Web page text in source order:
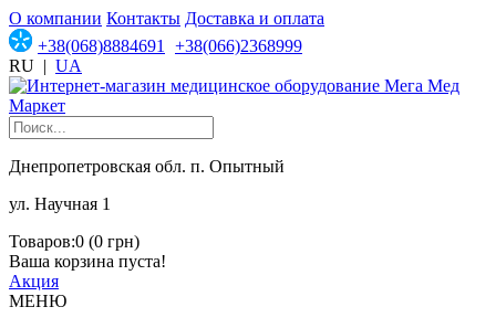
О компании Контакты Доставка и оплата
+38(068)8884691
+38(066)2368999
RU | UA
Днепропетровская обл. п. Опытный
ул. Научная 1
Товаров:0 (0 грн)
Ваша корзина пуста!
Акция
МЕНЮ